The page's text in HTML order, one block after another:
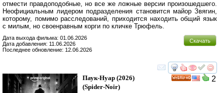
отмести правдоподобные, но все же ложные версии произошедшего.
Неофициальным лидером подразделения становится майор Звягин,
которому, помимо расследований, приходится находить общий язык
с милым, но своенравным корги по кличке Трюфель.
Скачать
Дата выхода фильма: 01.06.2026
Дата добавления: 11.06.2026
Последнее обновление: 12.06.2026
смотреть
2
Паук-Нуар (2026)
(Spider-Noir)